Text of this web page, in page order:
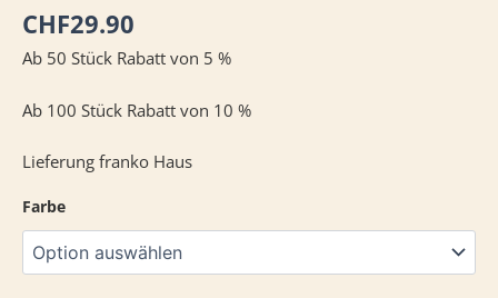
CHF29.90
Ab 50 Stück Rabatt von 5 %
Ab 100 Stück Rabatt von 10 %
Lieferung franko Haus
Farbe